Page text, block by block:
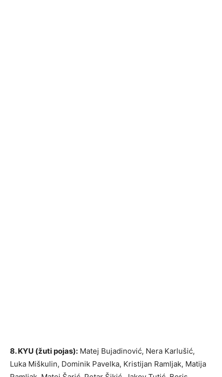
8. KYU (žuti pojas): Matej Bujadinović, Nera Karlušić,
Luka Miškulin, Dominik Pavelka, Kristijan Ramljak, Matija